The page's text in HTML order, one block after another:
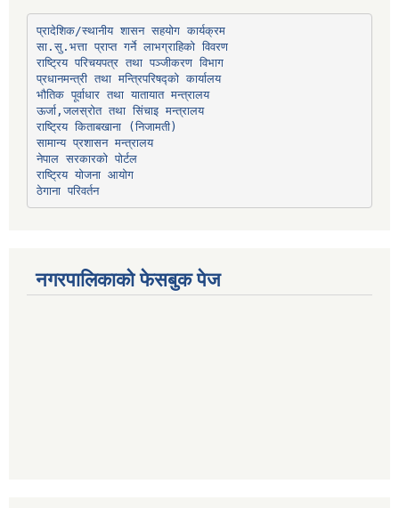
प्रादेशिक/स्थानीय शासन सहयोग कार्यक्रम
सा.सु.भत्ता प्राप्त गर्ने लाभग्राहिको विवरण
राष्ट्रिय परिचयपत्र तथा पञ्‍जीकरण विभाग
प्रधानमन्त्री तथा मन्त्रिपरिषद्को कार्यालय
भौतिक पूर्वाधार तथा यातायात मन्त्रालय
ऊर्जा,जलस्रोत तथा सिंचाइ मन्त्रालय
सामान्य प्रशासन मन्त्रालय
नेपाल सरकारको पोर्टल
राष्ट्रिय योजना आयोग
ठेगाना परिवर्तन
नगरपालिकाको फेसबुक पेज